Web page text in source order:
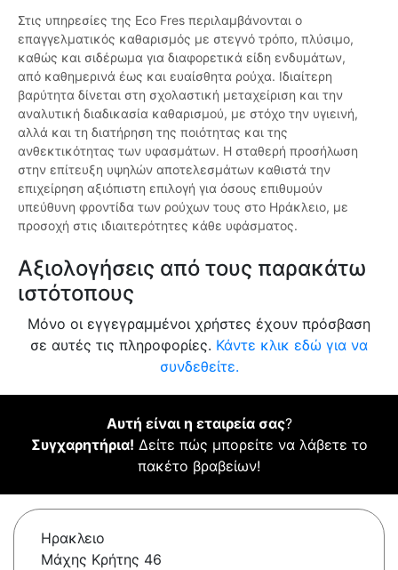
Στις υπηρεσίες της Eco Fres περιλαμβάνονται ο
επαγγελματικός καθαρισμός με στεγνό τρόπο, πλύσιμο,
καθώς και σιδέρωμα για διαφορετικά είδη ενδυμάτων,
από καθημερινά έως και ευαίσθητα ρούχα. Ιδιαίτερη
βαρύτητα δίνεται στη σχολαστική μεταχείριση και την
αναλυτική διαδικασία καθαρισμού, με στόχο την υγιεινή,
αλλά και τη διατήρηση της ποιότητας και της
ανθεκτικότητας των υφασμάτων. Η σταθερή προσήλωση
στην επίτευξη υψηλών αποτελεσμάτων καθιστά την
επιχείρηση αξιόπιστη επιλογή για όσους επιθυμούν
υπεύθυνη φροντίδα των ρούχων τους στο Ηράκλειο, με
προσοχή στις ιδιαιτερότητες κάθε υφάσματος.
Αξιολογήσεις από τους παρακάτω
ιστότοπους
Μόνο οι εγγεγραμμένοι χρήστες έχουν πρόσβαση
σε αυτές τις πληροφορίες. Κάντε κλικ εδώ για να
συνδεθείτε.
Αυτή είναι η εταιρεία σας?
Συγχαρητήρια! Δείτε πώς μπορείτε να λάβετε το
πακέτο βραβείων!
Ηρακλειο
Μάχης Κρήτης 46